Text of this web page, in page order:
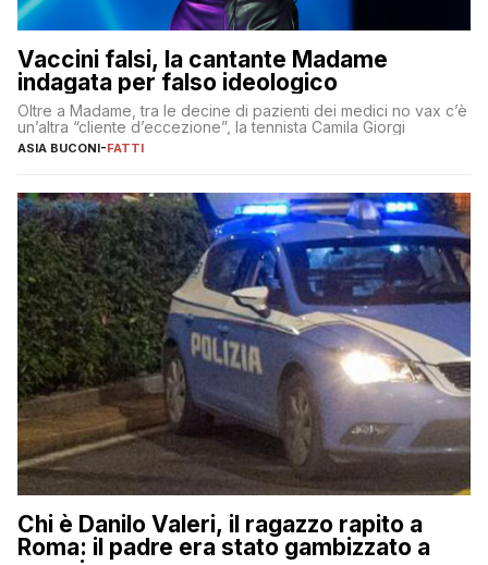
Vaccini falsi, la cantante Madame
indagata per falso ideologico
Oltre a Madame, tra le decine di pazienti dei medici no vax c’è
un’altra “cliente d’eccezione”, la tennista Camila Giorgi
ASIA BUCONI-FATTI
Chi è Danilo Valeri, il ragazzo rapito a
Roma: il padre era stato gambizzato a